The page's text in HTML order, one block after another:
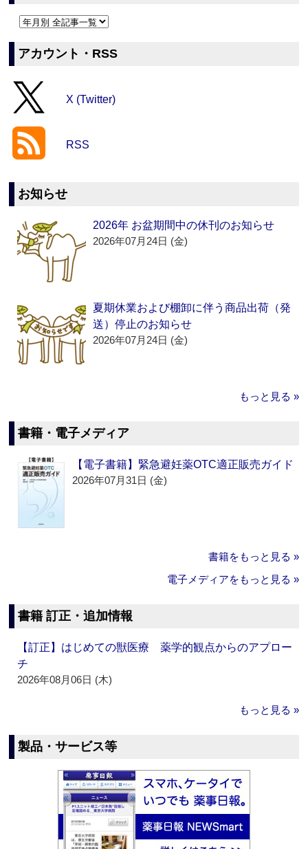
アカウント・RSS
X (Twitter)
RSS
お知らせ
2026年 お盆期間中の休刊のお知らせ
2026年07月24日 (金)
夏期休業および棚卸に伴う商品出荷（発
送）停止のお知らせ
2026年07月24日 (金)
もっと見る »
書籍・電子メディア
【電子書籍】緊急避妊薬OTC適正販売ガイド
2026年07月31日 (金)
書籍をもっと見る »
電子メディアをもっと見る »
書籍 訂正・追加情報
【訂正】はじめての獣医療 薬学的観点からのアプロー
チ
2026年08月06日 (木)
もっと見る »
製品・サービス等